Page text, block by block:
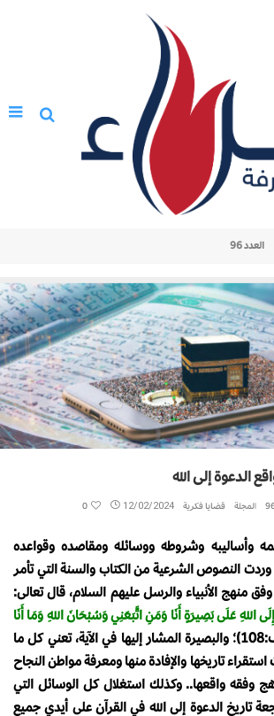
العدد 96
الدعوة إلى الله
المجلة قضايا فكرية 12/02/2024
0
وأساليبه وشروطه ووسائله ومقاصده وقواعده
وردت النصوص الشرعية من الكتاب والسنة التي تأمر
وفق منهج الأنبياء والرسل عليهم السلام، قال تعالى:
اللهِ عَلَى بَصِيرَةٍ أَنَا وَمَنِ اتَّبَعَنِي وَسُبْحَانَ اللهِ وَمَا أَنَا
(يوسف:108)؛ والبصيرة المشار إليها في الآية، تعني كل ما
تاريخها والإفادة منها ومعرفة مواطن النجاح
وفقه واقعها.. وكذلك استغلال كل الوسائل التي
تاريخ الدعوة إلى الله في القرآن على أيدي جميع